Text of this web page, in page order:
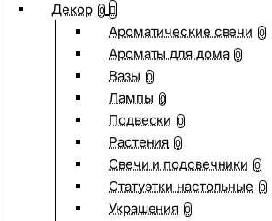
Декор 0
Ароматические свечи 0
Ароматы для дома 0
Вазы 0
Лампы 0
Подвески 0
Растения 0
Свечи и подсвечники 0
Статуэтки настольные 0
Украшения 0